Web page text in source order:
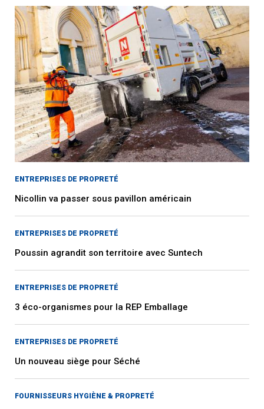
ENTREPRISES DE PROPRETÉ
Nicollin va passer sous pavillon américain
ENTREPRISES DE PROPRETÉ
Poussin agrandit son territoire avec Suntech
ENTREPRISES DE PROPRETÉ
3 éco-organismes pour la REP Emballage
ENTREPRISES DE PROPRETÉ
Un nouveau siège pour Séché
FOURNISSEURS HYGIÈNE & PROPRETÉ